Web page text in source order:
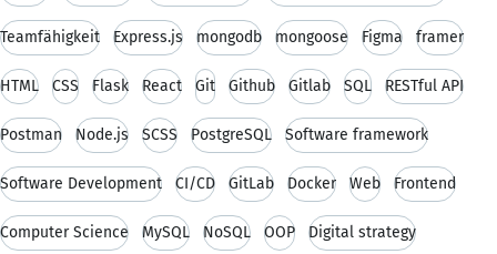
Teamfähigkeit Express.js mongodb mongoose Figma framer
HTML CSS Flask React Git Github Gitlab SQL RESTful API
Postman Node.js SCSS PostgreSQL Software framework
Software Development CI/CD GitLab Docker Web Frontend
Computer Science MySQL NoSQL OOP Digital strategy